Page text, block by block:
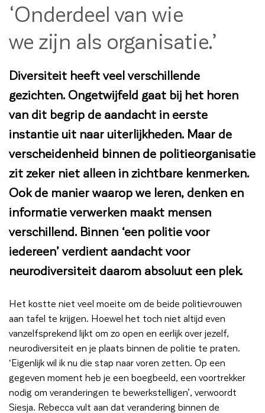
‘Onderdeel van wie
we zijn als organisatie.’
Diversiteit heeft veel verschillende
gezichten. Ongetwijfeld gaat bij het horen
van dit begrip de aandacht in eerste
instantie uit naar uiterlijkheden. Maar de
verscheidenheid binnen de politieorganisatie
zit zeker niet alleen in zichtbare kenmerken.
Ook de manier waarop we leren, denken en
informatie verwerken maakt mensen
verschillend. Binnen ‘een politie voor
iedereen’ verdient aandacht voor
neurodiversiteit daarom absoluut een plek.
Het kostte niet veel moeite om de beide politievrouwen
aan tafel te krijgen. Hoewel het toch niet altijd even
vanzelfsprekend lijkt om zo open en eerlijk over jezelf,
neurodiversiteit en je plaats binnen de politie te praten.
‘Eigenlijk wil ik nu die stap naar voren zetten. Op een
gegeven moment heb je een boegbeeld, een voortrekker
nodig om veranderingen te bewerkstelligen’, verwoordt
Siesja. Rebecca vult aan dat verandering binnen de